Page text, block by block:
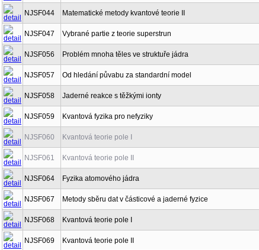
NJSF044 Matematické metody kvantové teorie II
NJSF047 Vybrané partie z teorie superstrun
NJSF056 Problém mnoha těles ve struktuře jádra
NJSF057 Od hledání půvabu za standardní model
NJSF058 Jaderné reakce s těžkými ionty
NJSF059 Kvantová fyzika pro nefyziky
NJSF060 Kvantová teorie pole I
NJSF061 Kvantová teorie pole II
NJSF064 Fyzika atomového jádra
NJSF067 Metody sběru dat v částicové a jaderné fyzice
NJSF068 Kvantová teorie pole I
NJSF069 Kvantová teorie pole II